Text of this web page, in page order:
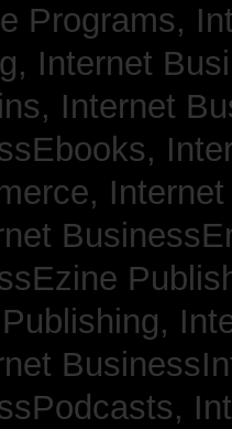
Programs,
Internet
Internet